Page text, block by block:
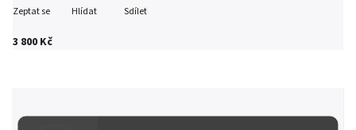
3 800 Kč
Zeptat se Hlídat Sdílet